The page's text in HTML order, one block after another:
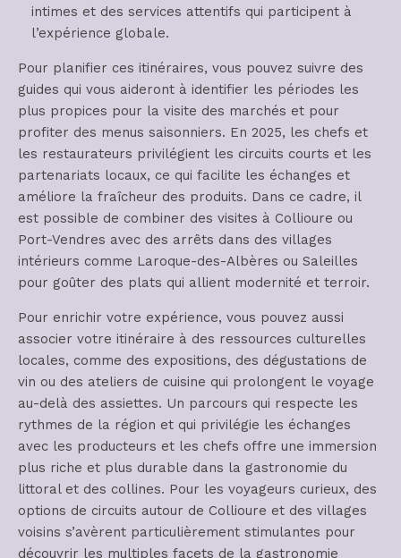
intimes et des services attentifs qui participent à
l’expérience globale.
Pour planifier ces itinéraires, vous pouvez suivre des
guides qui vous aideront à identifier les périodes les
plus propices pour la visite des marchés et pour
profiter des menus saisonniers. En 2025, les chefs et
les restaurateurs privilégient les circuits courts et les
partenariats locaux, ce qui facilite les échanges et
améliore la fraîcheur des produits. Dans ce cadre, il
est possible de combiner des visites à Collioure ou
Port-Vendres avec des arrêts dans des villages
intérieurs comme Laroque-des-Albères ou Saleilles
pour goûter des plats qui allient modernité et terroir.
Pour enrichir votre expérience, vous pouvez aussi
associer votre itinéraire à des ressources culturelles
locales, comme des expositions, des dégustations de
vin ou des ateliers de cuisine qui prolongent le voyage
au-delà des assiettes. Un parcours qui respecte les
rythmes de la région et qui privilégie les échanges
avec les producteurs et les chefs offre une immersion
plus riche et plus durable dans la gastronomie du
littoral et des collines. Pour les voyageurs curieux, des
options de circuits autour de Collioure et des villages
voisins s’avèrent particulièrement stimulantes pour
découvrir les multiples facets de la gastronomie